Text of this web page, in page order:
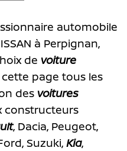
automobile
à Perpignan,
de voiture
page tous les
des voitures
constructeurs
, Dacia, Peugeot,
Suzuki, Kia,